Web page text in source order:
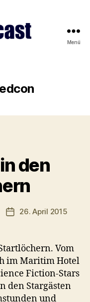
Menü
den
26. April 2015
Vom
im Maritim Hotel
Fiction-Stars
den Stargästen
und